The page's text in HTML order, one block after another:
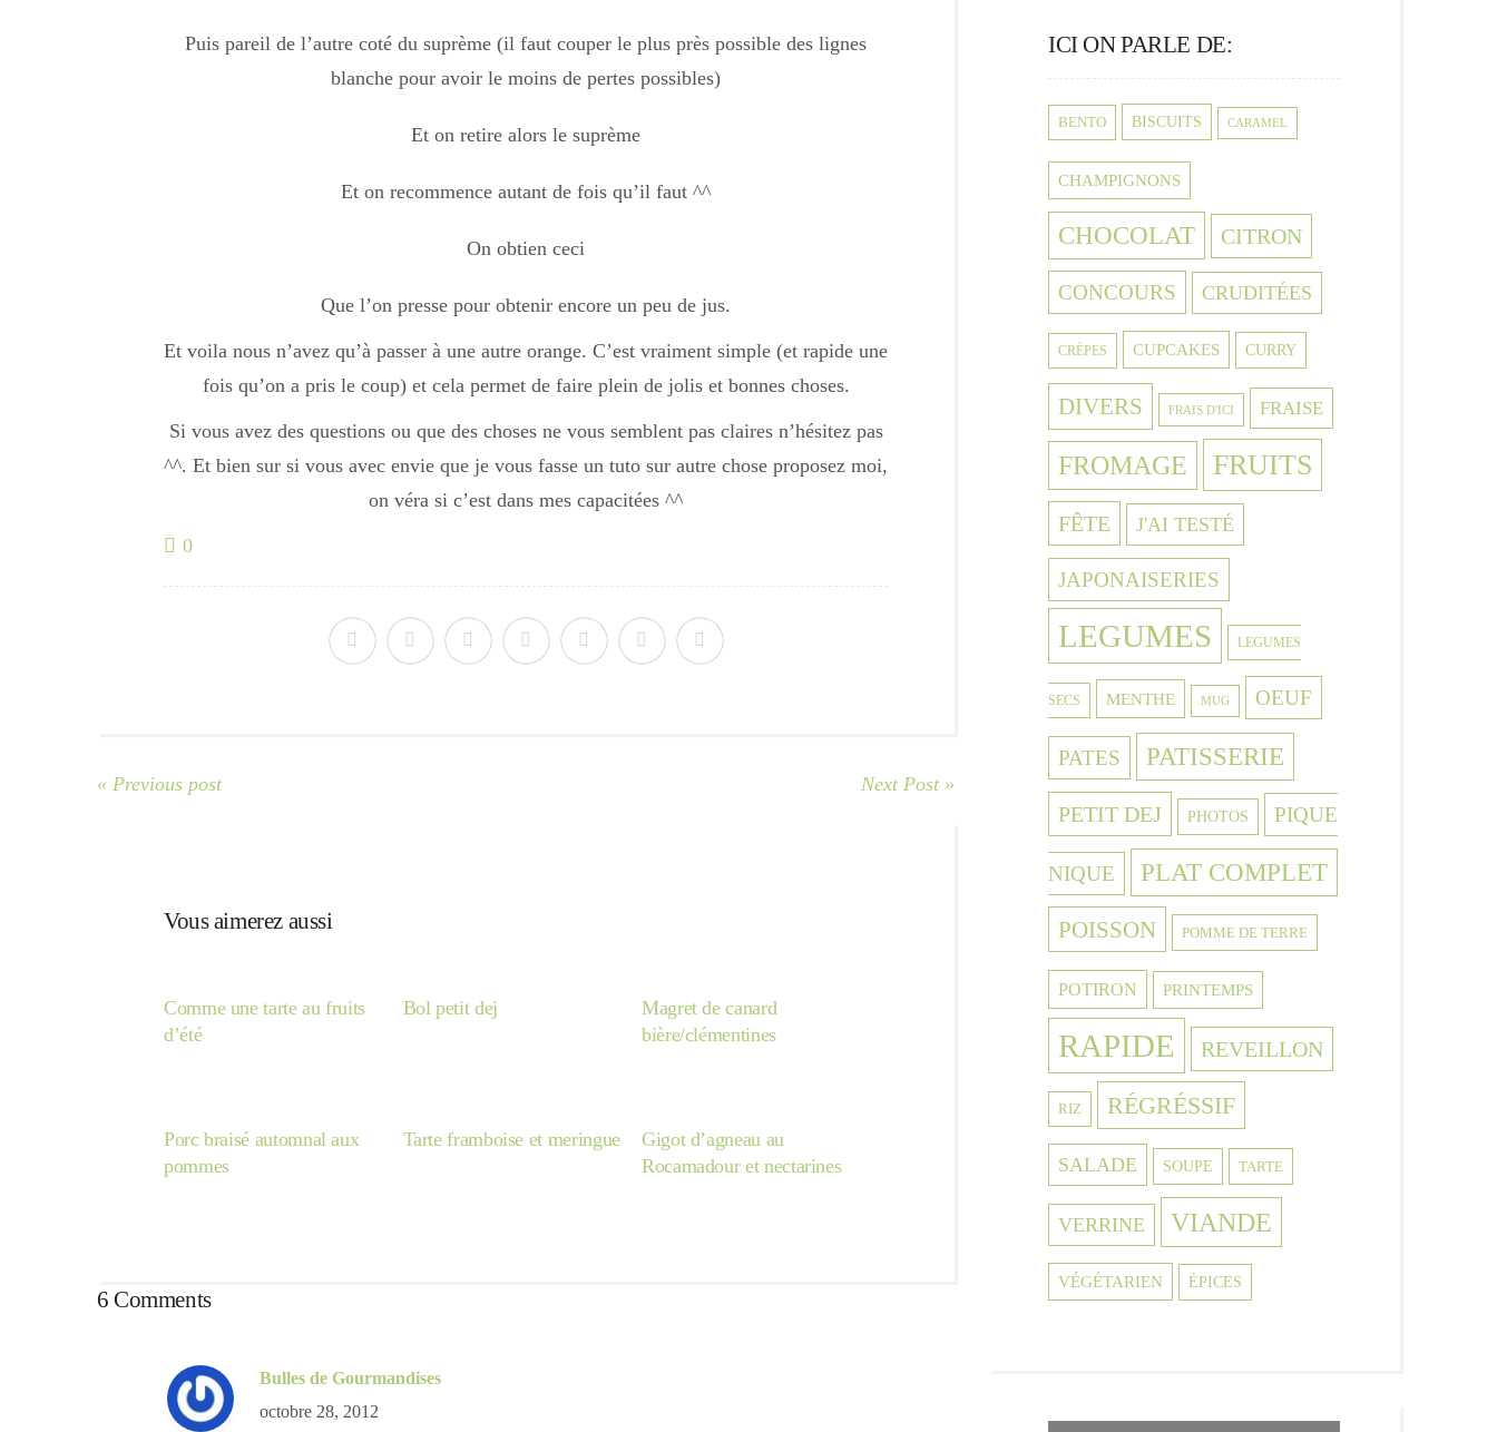
Puis pareil de l’autre coté du suprème (il faut couper le plus près possible des lignes
blanche pour avoir le moins de pertes possibles)
Et on retire alors le suprème
Et on recommence autant de fois qu’il faut ^^
On obtien ceci
Que l’on presse pour obtenir encore un peu de jus.
Et voila nous n’avez qu’à passer à une autre orange. C’est vraiment simple (et rapide une
fois qu’on a pris le coup) et cela permet de faire plein de jolis et bonnes choses.
Si vous avez des questions ou que des choses ne vous semblent pas claires n’hésitez pas
^^. Et bien sur si vous avec envie que je vous fasse un tuto sur autre chose proposez moi,
on véra si c’est dans mes capacitées ^^
0
« Previous post Next Post »
Vous aimerez aussi
Comme une tarte au fruits
d’été
Bol petit dej
Magret de canard
bière/clémentines
Porc braisé automnal aux
pommes
Tarte framboise et meringue
Gigot d’agneau au
Rocamadour et nectarines
6 Comments
Bulles de Gourmandises
octobre 28, 2012
ICI ON PARLE DE:
BENTO BISCUITS CARAMEL
CHAMPIGNONS
CHOCOLAT CITRON
CONCOURS CRUDITÉES
CRÈPES CUPCAKES CURRY
DIVERS FRAIS D'ICI FRAISE
FROMAGE FRUITS
FÊTE J'AI TESTÉ
JAPONAISERIES
LEGUMES LEGUMES
SECS MENTHE MUG OEUF
PATES PATISSERIE
PETIT DEJ PHOTOS PIQUE
NIQUE PLAT COMPLET
POISSON POMME DE TERRE
POTIRON PRINTEMPS
RAPIDE REVEILLON
RIZ RÉGRÉSSIF
SALADE SOUPE TARTE
VERRINE VIANDE
VÉGÉTARIEN ÉPICES